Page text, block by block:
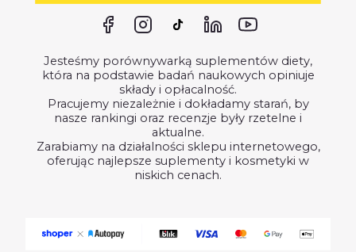
Jesteśmy porównywarką suplementów diety,
która na podstawie badań naukowych opiniuje
składy i opłacalność.
Pracujemy niezależnie i dokładamy starań, by
nasze rankingi oraz recenzje były rzetelne i
aktualne.
Zarabiamy na działalności sklepu internetowego,
oferując najlepsze suplementy i kosmetyki w
niskich cenach.